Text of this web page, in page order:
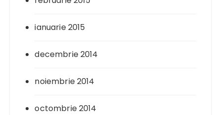
ianuarie 2015
decembrie 2014
noiembrie 2014
octombrie 2014